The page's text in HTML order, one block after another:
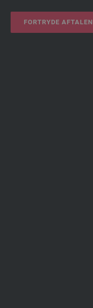
FORTRYDE AFTALEN